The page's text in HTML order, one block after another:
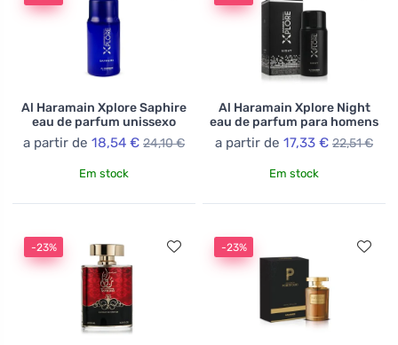
Al Haramain Xplore Saphire
eau de parfum unissexo
a partir de 18,54 € 24,10 €
Em stock
Al Haramain Xplore Night
eau de parfum para homens
a partir de 17,33 € 22,51 €
Em stock
-23% -23%